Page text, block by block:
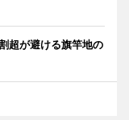
超が避ける旗竿地の